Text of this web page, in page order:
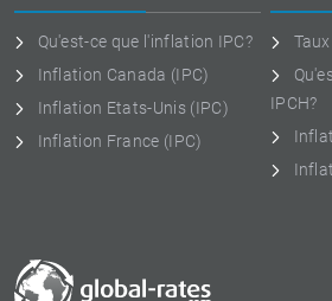
Qu'est-ce que l'inflation IPC?
Inflation Canada (IPC)
Inflation Etats-Unis (IPC)
Inflation France (IPC)
IPCH?